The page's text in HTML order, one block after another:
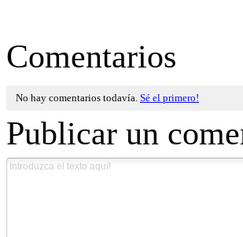
Comentarios
No hay comentarios todavía. Sé el primero!
Publicar un